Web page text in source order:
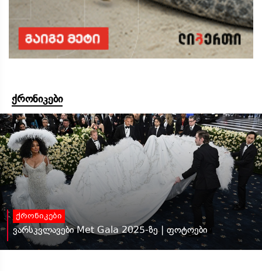
ქრონიკები
ქრონიკები
ვარსკვლავები Met Gala 2025-ზე | ფოტოები